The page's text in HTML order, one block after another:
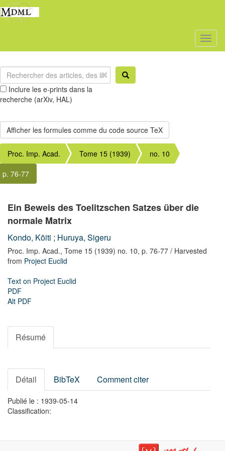
Inclure les e-prints dans la
recherche (arXiv, HAL)
Proc. Imp. Acad. Tome 15 (1939)
no. 10
p. 76-77
Ein Beweis des Toelitzschen Satzes über die
normale Matrix
Kondo, Kōiti ; Huruya, Sigeru
Proc. Imp. Acad., Tome 15 (1939) no. 10, p. 76-77 / Harvested
from Project Euclid
Text on Project Euclid
PDF
Alt PDF
Résumé
Détail BibTeX Comment citer
Publié le : 1939-05-14
Classification: